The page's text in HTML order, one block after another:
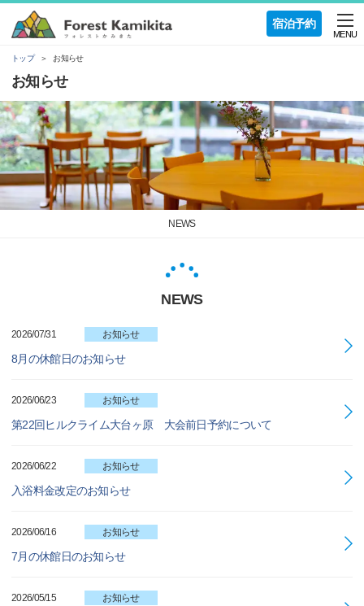
宿泊予約
MENU
トップ お知らせ
お知らせ
NEWS
NEWS
2026/07/31 お知らせ
8月の休館日のお知らせ
2026/06/23 お知らせ
第22回ヒルクライム大台ヶ原 大会前日予約について
2026/06/22 お知らせ
入浴料金改定のお知らせ
2026/06/16 お知らせ
7月の休館日のお知らせ
2026/05/15 お知らせ